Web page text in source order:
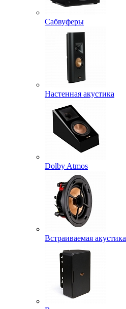
Сабвуферы
Настенная акустика
Dolby Atmos
Встраиваемая акустика